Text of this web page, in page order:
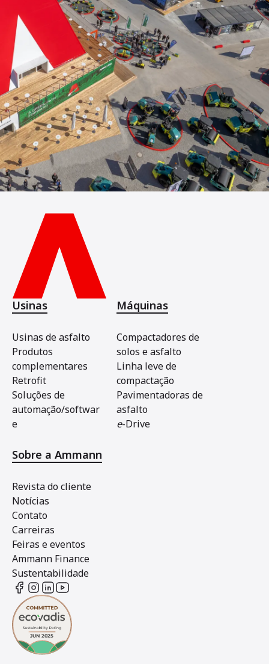
Usinas
Usinas de asfalto
Produtos
complementares
Retrofit
Soluções de
automação/softwar
e
Máquinas
Compactadores de
solos e asfalto
Linha leve de
compactação
Pavimentadoras de
asfalto
e-Drive
Sobre a Ammann
Revista do cliente
Notícias
Contato
Carreiras
Feiras e eventos
Ammann Finance
Sustentabilidade